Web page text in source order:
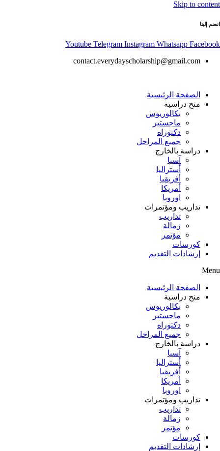
Skip to content
انضم إلينا
Youtube Telegram Instagram Whatsapp Facebook
contact.everydayscholarship@gmail.com
الصفحة الرئيسية
منح دراسية
بكالوريوس
ماجستير
دكتوراه
جميع المراحل
دراسة بالخارج
آسيا
أستراليا
أفريقيا
أمريكا
اوروبا
تداريب ومؤتمرات
تداريب
زمالة
مؤتمر
كورسات
إرشادات التقديم
Menu
الصفحة الرئيسية
منح دراسية
بكالوريوس
ماجستير
دكتوراه
جميع المراحل
دراسة بالخارج
آسيا
أستراليا
أفريقيا
أمريكا
اوروبا
تداريب ومؤتمرات
تداريب
زمالة
مؤتمر
كورسات
إرشادات التقديم